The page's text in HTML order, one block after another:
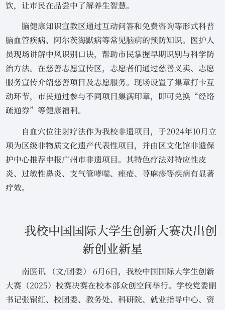
饮，让市民在品尝中了解养生智慧。
脑健康知识宣教区通过互动问答和免费咨询等形式科普
脑血管疾病、阿尔茨海默病等常见脑病的预防知识。医护人
员现场讲解中风识别口诀，帮助市民掌握早期识别与科学防
治方法。在慈善志愿宣传区，志愿者们通过慈善义卖、志愿
服务宣传介绍慈善项目及志愿服务。现场设置了集章打卡互
动环节，市民通过参与不同项目集满印章，即可兑换“经络
疏通券”等健康福利。
自血穴位注射疗法作为我校非遗项目，于2024年10月立
项为区级非物质文化遗产代表性项目，并由区文化馆非遗保
护中心推荐申报广州市非遗项目。其特色疗法对特应性皮
炎、过敏性鼻炎、支气管哮喘、痤疮、荨麻疹等疾病有显著
疗效。
我校中国国际大学生创新大赛决出创
新创业新星
南医讯 （文/团委） 6月6日，我校中国国际大学生创新
大赛（2025）校赛决赛在校本部众创空间举行。学校党委副
书记张锅红、校团委、教务处、科研院、就业指导中心、资